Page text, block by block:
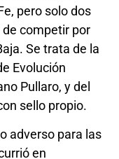
pero solo dos
competir por
Se trata de la
Evolución
Pullaro, y del
sello propio.
adverso para las
en